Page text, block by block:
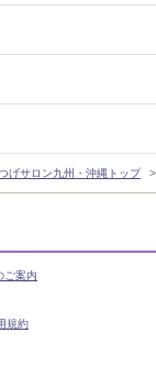
げサロン九州・沖縄トップ
ご案内
規約